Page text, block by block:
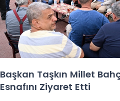
Başkan Taşkın Millet
Esnafını Ziyaret Etti